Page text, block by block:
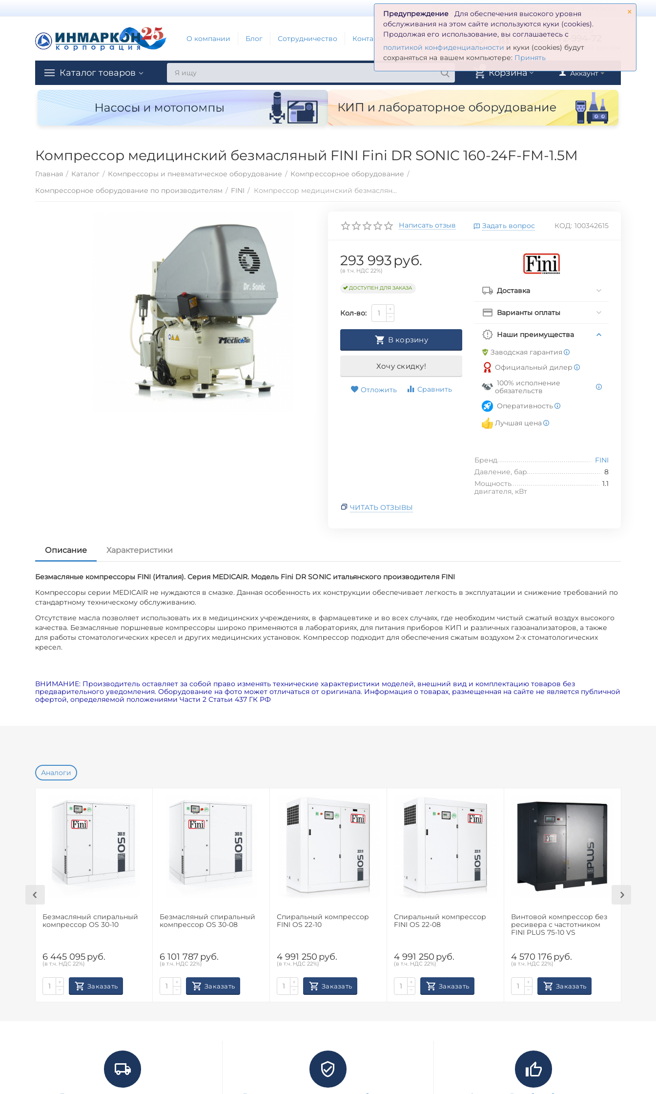
×
Предупреждение
Для обеспечения высокого уровня
обслуживания на этом сайте используются куки (cookies).
Продолжая его использование, вы соглашаетесь с
политикой конфиденциальности и куки (cookies) будут
сохраняться на вашем компьютере: Принять
О компании Блог Сотрудничество Контакты Глоссарий
zakaz@inmarkon.ru
+7(351)72-994-72
Заказать обратный звонок
Каталог товаров Аккаунт
Корзина
Компрессор медицинский безмасляный FINI Fini DR SONIC 160-24F-FM-1.5M
Главная / Каталог / Компрессоры и пневматическое оборудование / Компрессорное оборудование /
Компрессорное оборудование по производителям / FINI / Компрессор медицинский безмасляный FINI Fini DR SONIC 160-24F-FM-1.5M
Написать отзыв Задать вопрос КОД: 100342615
293 993руб.
(в т.ч. НДС 22%)
ДОСТУПЕН ДЛЯ ЗАКАЗА
Кол-во:
+
−
В корзину
Хочу скидку!
Отложить Сравнить
Доставка
Варианты оплаты
Наши преимущества
Заводская гарантия
Официальный дилер
100% исполнение
обязательств
Оперативность
Лучшая цена
Бренд
FINI
Давление, бар
8
Мощность
двигателя, кВт
1.1
ЧИТАТЬ ОТЗЫВЫ
Описание Характеристики
Безмасляные компрессоры FINI (Италия). Серия MEDICAIR. Модель Fini DR SONIC итальянского производителя FINI
Компрессоры серии MEDICAIR не нуждаются в смазке. Данная особенность их конструкции обеспечивает легкость в эксплуатации и снижение требований по
стандартному техническому обслуживанию.
Отсутствие масла позволяет использовать их в медицинских учреждениях, в фармацевтике и во всех случаях, где необходим чистый сжатый воздух высокого
качества. Безмасляные поршневые компрессоры широко применяются в лабораториях, для питания приборов КИП и различных газоанализаторов, а также
для работы стоматологических кресел и других медицинских установок. Компрессор подходит для обеспечения сжатым воздухом 2-х стоматологических
кресел.
ВНИМАНИЕ: Производитель оставляет за собой право изменять технические характеристики моделей, внешний вид и комплектацию товаров без
предварительного уведомления. Оборудование на фото может отличаться от оригинала. Информация о товарах, размещенная на сайте не является публичной
офертой, определяемой положениями Части 2 Статьи 437 ГК РФ
Аналоги
Безмасляный спиральный
компрессор OS 30-10
6 445 095руб.
(в т.ч. НДС 22%)
+
−
Заказать
Безмасляный спиральный
компрессор OS 30-08
6 101 787 руб.
(в т.ч. НДС 22%)
+
−
Заказать
Спиральный компрессор
FINI OS 22-10
4 991 250 руб.
(в т.ч. НДС 22%)
+
−
Заказать
Спиральный компрессор
FINI OS 22-08
4 991 250 руб.
(в т.ч. НДС 22%)
+
−
Заказать
Винтовой компрессор без
ресивера с частотником
FINI PLUS 75-10 VS
4 570 176руб.
(в т.ч. НДС 22%)
+
−
Заказать